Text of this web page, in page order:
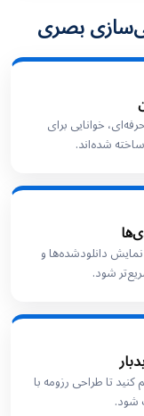
بصری
خوانایی برای
دانلودشده‌ها و
شود.
تا طراحی رزومه با
شود.